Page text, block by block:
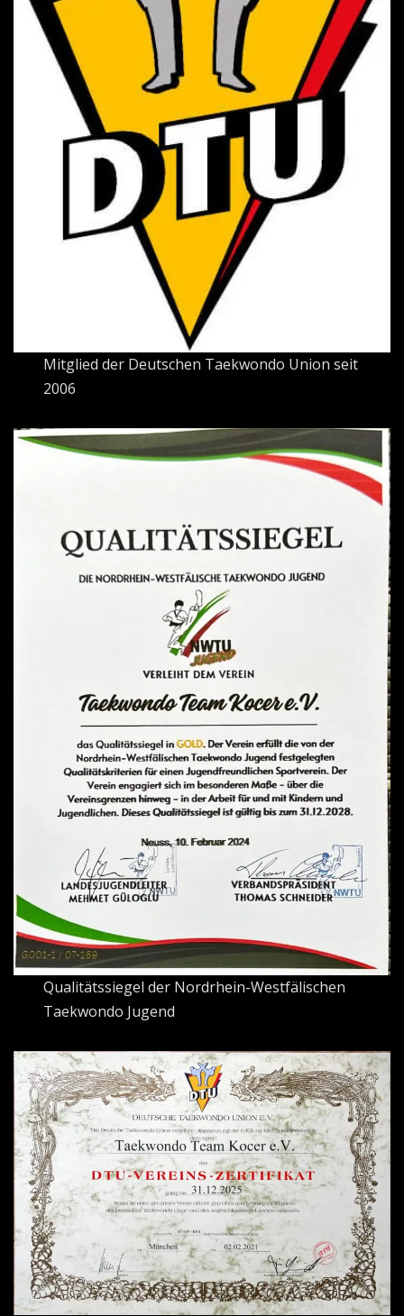
Mitglied der Deutschen Taekwondo Union seit
2006
Qualitätssiegel der Nordrhein-Westfälischen
Taekwondo Jugend